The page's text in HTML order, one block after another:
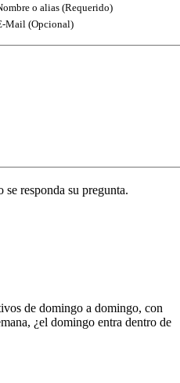
o alias (Requerido)
Mail (Opcional)
responda su pregunta.
de domingo a domingo, con
¿el domingo entra dentro de